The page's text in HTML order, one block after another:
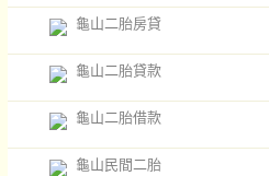
龜山二胎房貸
龜山二胎貸款
龜山二胎借款
龜山民間二胎